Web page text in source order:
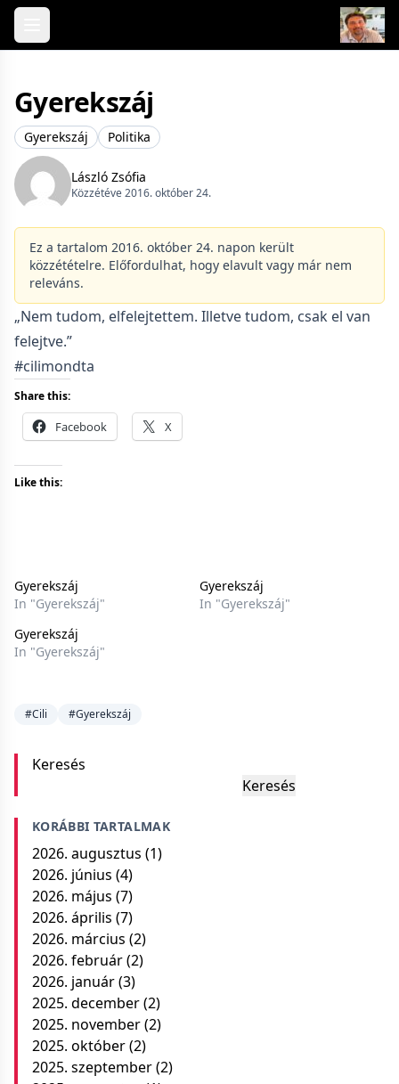
Skip to content
Gyerekszáj
Gyerekszáj Politika
László Zsófia
Közzétéve 2016. október 24.
Ez a tartalom 2016. október 24. napon került
közzétételre. Előfordulhat, hogy elavult vagy már nem
releváns.
„Nem tudom, elfelejtettem. Illetve tudom, csak el van
felejtve.”
#cilimondta
Share this:
Facebook X
Like this:
Gyerekszáj
In "Gyerekszáj"
Gyerekszáj
In "Gyerekszáj"
Gyerekszáj
In "Gyerekszáj"
#Cili #Gyerekszáj
Keresés
Keresés
KORÁBBI TARTALMAK
2026. augusztus (1)
2026. június (4)
2026. május (7)
2026. április (7)
2026. március (2)
2026. február(2)
2026. január(3)
2025. december(2)
2025. november(2)
2025. október(2)
2025. szeptember(2)